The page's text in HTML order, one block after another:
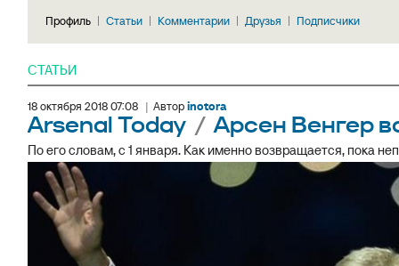
Профиль Статьи Комментарии Друзья Подписчики
СТАТЬИ
18 октября 2018 07:08 | Авторinotora
Arsenal Today / Арсен Венгер
По его словам, с 1 января. Как именно возвращается, пока